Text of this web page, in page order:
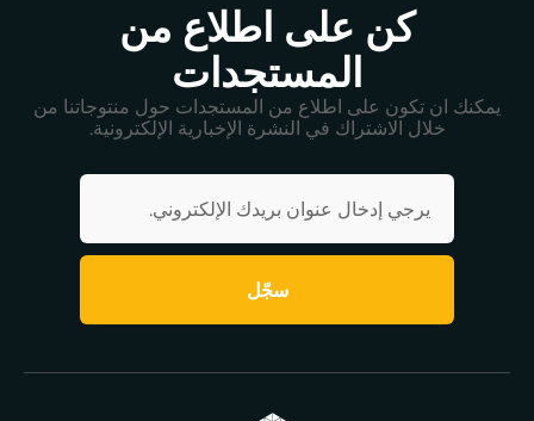
كن على اطلاع من
المستجدات
يمكنك ان تكون على اطلاع من المستجدات حول منتوجاتنا من
خلال الاشتراك في النشرة الإخبارية الإلكترونية.
سجّل